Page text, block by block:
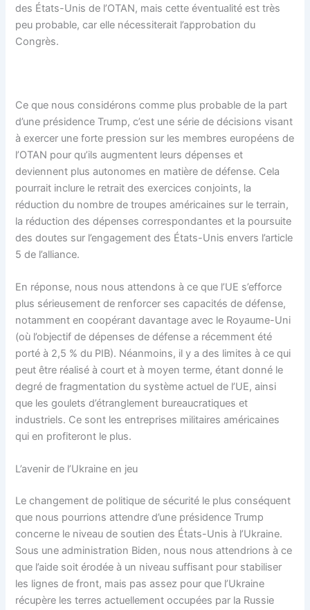
des États-Unis de l’OTAN, mais cette éventualité est très
peu probable, car elle nécessiterait l’approbation du
Congrès.
Ce que nous considérons comme plus probable de la part
d’une présidence Trump, c’est une série de décisions visant
à exercer une forte pression sur les membres européens de
l’OTAN pour qu’ils augmentent leurs dépenses et
deviennent plus autonomes en matière de défense. Cela
pourrait inclure le retrait des exercices conjoints, la
réduction du nombre de troupes américaines sur le terrain,
la réduction des dépenses correspondantes et la poursuite
des doutes sur l’engagement des États-Unis envers l’article
5 de l’alliance.
En réponse, nous nous attendons à ce que l’UE s’efforce
plus sérieusement de renforcer ses capacités de défense,
notamment en coopérant davantage avec le Royaume-Uni
(où l’objectif de dépenses de défense a récemment été
porté à 2,5 % du PIB). Néanmoins, il y a des limites à ce qui
peut être réalisé à court et à moyen terme, étant donné le
degré de fragmentation du système actuel de l’UE, ainsi
que les goulets d’étranglement bureaucratiques et
industriels. Ce sont les entreprises militaires américaines
qui en profiteront le plus.
L’avenir de l’Ukraine en jeu
Le changement de politique de sécurité le plus conséquent
que nous pourrions attendre d’une présidence Trump
concerne le niveau de soutien des États-Unis à l’Ukraine.
Sous une administration Biden, nous nous attendrions à ce
que l’aide soit érodée à un niveau suffisant pour stabiliser
les lignes de front, mais pas assez pour que l’Ukraine
récupère les terres actuellement occupées par la Russie